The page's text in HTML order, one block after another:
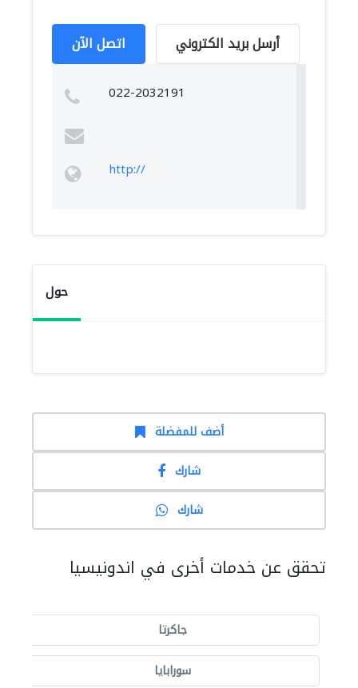
اتصل الآن أرسل بريد الكتروني
022-2032191
http://
حول
أضف للمفضلة
شارك
شارك
تحقق عن خدمات أخرى في اندونيسيا
جاكرتا
سورابايا